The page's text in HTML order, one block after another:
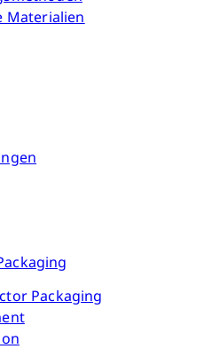
Materialien
Packaging